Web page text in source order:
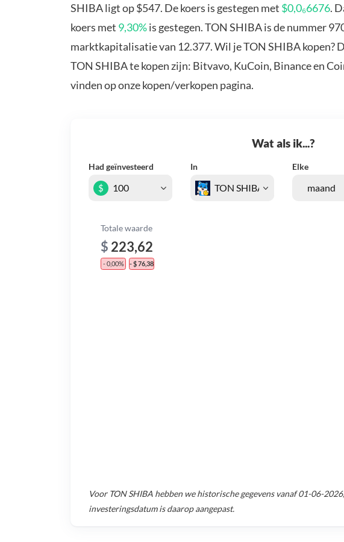
SHIBA ligt op $547. De koers is gestegen met $0,0₆6676.
koers met 9,30%is gestegen. TON SHIBA is de nummer
marktkapitalisatie van 12.377. Wil je TON SHIBA kopen?
TON SHIBA te kopen zijn: Bitvavo, KuCoin, Binance en
vinden op onze kopen/verkopen pagina.
Wat als ik...?
Had geïnvesteerd In Elke
$
Totale waarde
$ 223,62
- 0,00% - $ 76,38
Voor TON SHIBA hebben we historische gegevens vanaf01-06-2026
investeringsdatum is daarop aangepast.